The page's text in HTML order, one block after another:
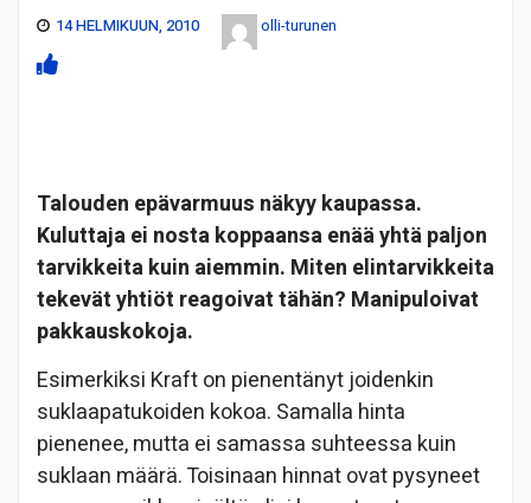
14 HELMIKUUN, 2010 olli-turunen
Talouden epävarmuus näkyy kaupassa.
Kuluttaja ei nosta koppaansa enää yhtä paljon
tarvikkeita kuin aiemmin. Miten elintarvikkeita
tekevät yhtiöt reagoivat tähän? Manipuloivat
pakkauskokoja.
Esimerkiksi Kraft on pienentänyt joidenkin
suklaapatukoiden kokoa. Samalla hinta
pienenee, mutta ei samassa suhteessa kuin
suklaan määrä. Toisinaan hinnat ovat pysyneet